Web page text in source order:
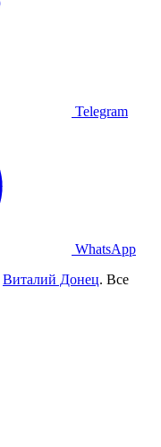
Telegram
WhatsApp
Виталий Донец. Все